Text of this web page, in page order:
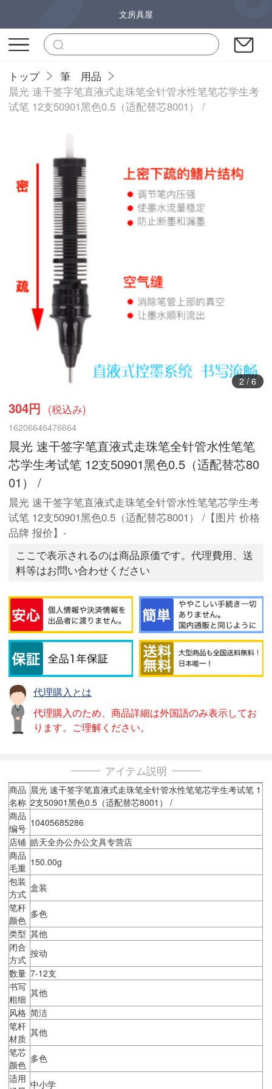
文房具屋
トップ
筆 用品
晨光 速干签字笔直液式走珠笔全针管水性笔笔芯学生考
试笔 12支50901黑色0.5（适配替芯8001） /
3/6
304円 (税込み)
16206646476664
晨光 速干签字笔直液式走珠笔全针管水性笔笔
芯学生考试笔 12支50901黑色0.5（适配替芯80
01） /
晨光 速干签字笔直液式走珠笔全针管水性笔笔芯学生考
试笔 12支50901黑色0.5（适配替芯8001） /【图片 价格
品牌 报价】-
ここで表示されるのは商品原価です。代理費用、送
料等はお問い合わせください
代理購入とは
代理購入のため、商品詳細は外国語のみ表示してお
ります。ご理解ください。
アイテム説明
商品
名称
晨光 速干签字笔直液式走珠笔全针管水性笔笔芯学生考试笔 1
2支50901黑色0.5（适配替芯8001） /
商品
编号 10405685286
店铺 皓天全办公办公文具专营店
商品
毛重 150.00g
包装
方式
盒装
笔杆
颜色
多色
类型 其他
闭合
方式
按动
数量 7-12支
书写
粗细
其他
风格 简洁
笔杆
材质
其他
笔芯
颜色
多色
适用 中小学